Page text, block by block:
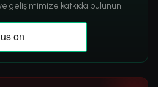
gelişimimize katkıda bulunun